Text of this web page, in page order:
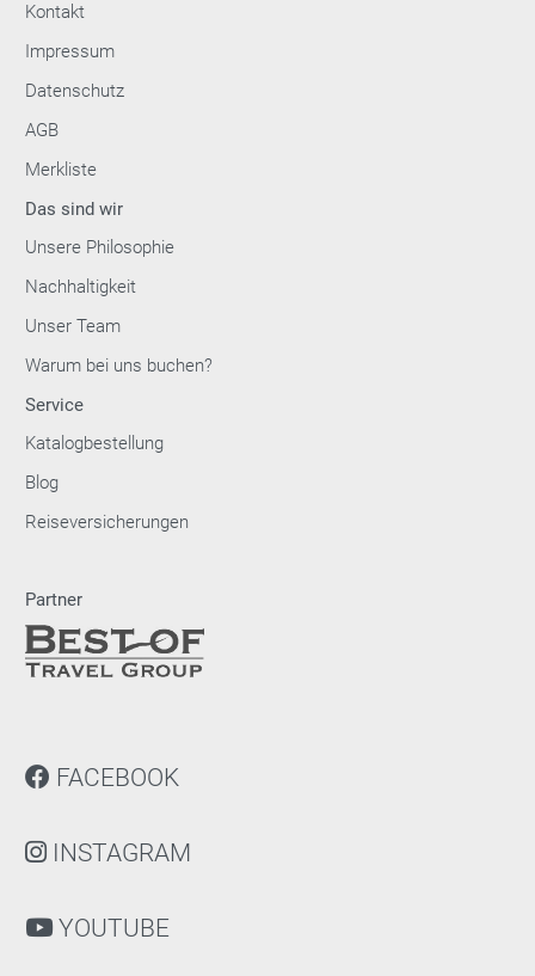
Kontakt
Impressum
Datenschutz
AGB
Merkliste
Das sind wir
Unsere Philosophie
Nachhaltigkeit
Unser Team
Warum bei uns buchen?
Service
Katalogbestellung
Blog
Reiseversicherungen
Partner
FACEBOOK
INSTAGRAM
YOUTUBE